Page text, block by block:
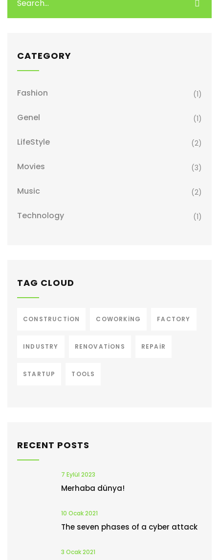
CATEGORY
Fashion (1)
Genel (1)
LifeStyle (2)
Movies (3)
Music (2)
Technology (1)
TAG CLOUD
CONSTRUCTION COWORKING FACTORY
INDUSTRY RENOVATIONS REPAIR
STARTUP TOOLS
RECENT POSTS
7 Eylül 2023
Merhaba dünya!
10 Ocak 2021
The seven phases of a cyber attack
3 Ocak 2021